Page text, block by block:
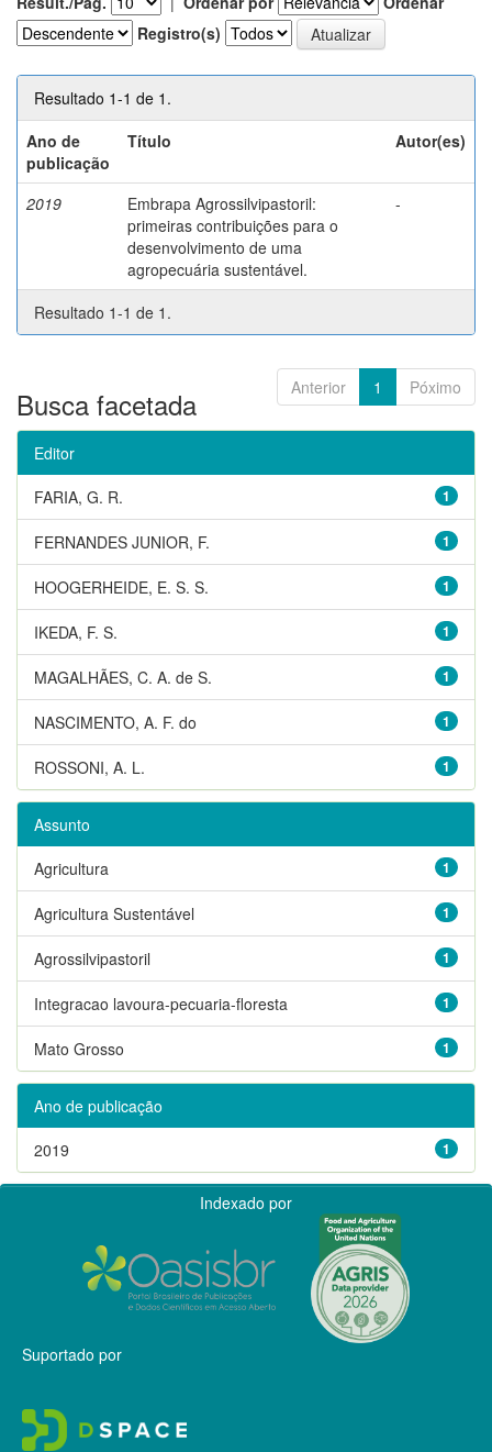
Registro(s)
Resultado 1-1 de 1.
Ano de
publicação
Título Autor(es)
2019
Embrapa Agrossilvipastoril:
primeiras contribuições para o
desenvolvimento de uma
agropecuária sustentável.
-
Resultado 1-1 de 1.
Anterior 1 Póximo
Busca facetada
Editor
1
FARIA, G. R.
1
FERNANDES JUNIOR, F.
1
HOOGERHEIDE, E. S. S.
1
IKEDA, F. S.
1
MAGALHÃES, C. A. de S.
1
NASCIMENTO, A. F. do
1
ROSSONI, A. L.
Assunto
1
Agricultura
1
Agricultura Sustentável
1
Agrossilvipastoril
1
Integracao lavoura-pecuaria-floresta
1
Mato Grosso
Ano de publicação
1
2019
Indexado por
Suportado por